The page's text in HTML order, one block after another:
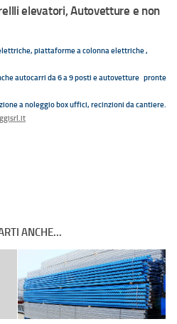
elevatori,Autovetture e non
piattaforme a colonna elettriche ,
autocarri da 6 a 9 posti e autovetture pronte
a noleggio box uffici, recinzioni da cantiere.
ANCHE...